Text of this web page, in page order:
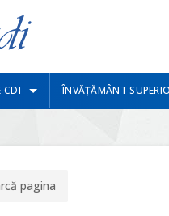
CDI ÎNVĂȚĂMÂNT
pagina